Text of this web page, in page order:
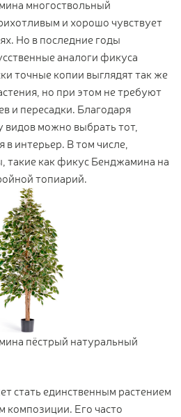
многоствольный
и хорошо чувствует
Но в последние годы
аналоги фикуса
точные копии выглядят так же
но при этом не требуют
и пересадки. Благодаря
можно выбрать тот,
интерьер. В том числе,
такие как фикус Бенджамина на
топиарий.
пёстрый натуральный
стать единственным растением
композиции. Его часто